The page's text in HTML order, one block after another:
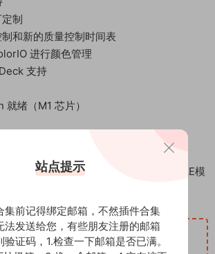
制
和新的质量控制时间表
进行颜色管理
支持
绪（M1 芯片）
Resolve、Scratch、AE、PR、
等OFX程序
，欢迎您来后期屋下载影视后期资源（AE模
频素材各种插件等）
下载价格 12积分
站点提示
集前记得绑定邮箱，不然插件合集
法发送给您，有些朋友注册的邮箱
证码，1.检查一下邮箱是否已满。